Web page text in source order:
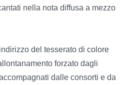
nella nota diffusa a mezzo
del tesserato di colore
forzato dagli
dalle consorti e da